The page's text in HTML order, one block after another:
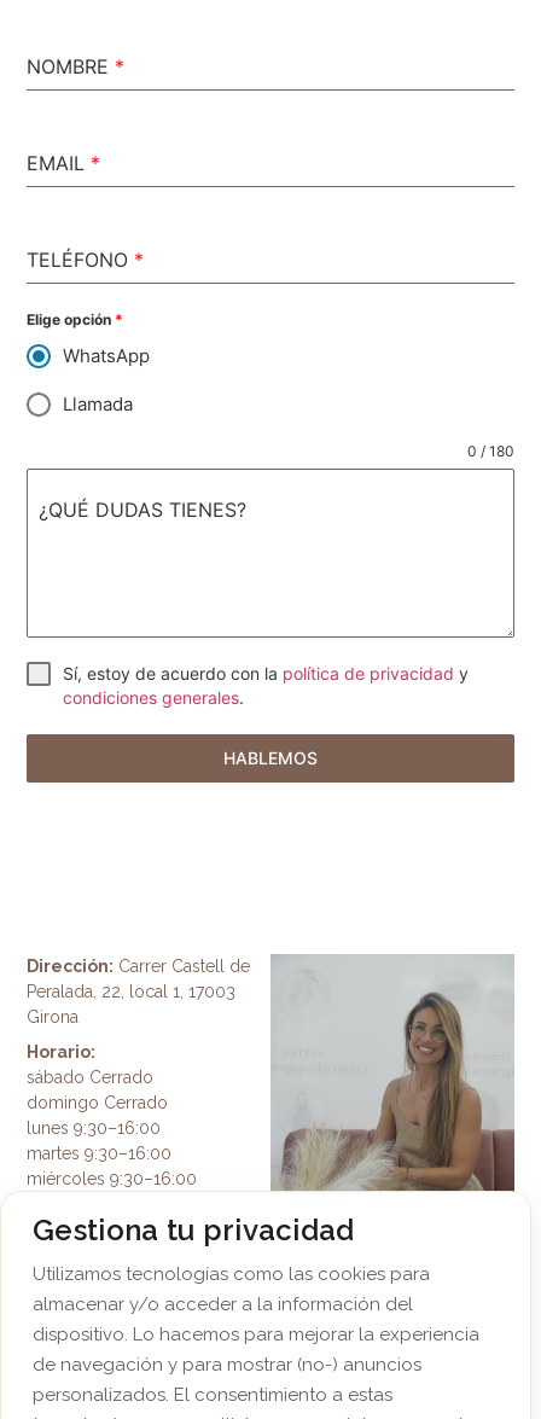
Gestiona tu privacidad
Utilizamos tecnologías como las cookies para
almacenar y/o acceder a la información del
dispositivo. Lo hacemos para mejorar la experiencia
de navegación y para mostrar (no-) anuncios
personalizados. El consentimiento a estas
NOMBRE *
EMAIL *
TELÉFONO *
Elige opción *
WhatsApp
Llamada
¿QUÉ DUDAS TIENES?
0 / 180
Sí, estoy de acuerdo con la política de privacidad y
condiciones generales.
HABLEMOS
Dirección: Carrer Castell de
Peralada, 22, local 1, 17003
Girona
Horario:
sábado Cerrado
domingo Cerrado
lunes 9:30–16:00
martes 9:30–16:00
miércoles 9:30–16:00
viernes 9:30–19:00
Teléfono:
669 33 54 14
Email:
info@katerinamicroreal.com